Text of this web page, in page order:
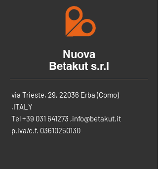
Nuova
Betakut s.r.l
via Trieste, 29, 22036 Erba (Como)
,ITALY
Tel+39 031 641273 ,info@betakut.it
p.iva/c.f. 03610250130